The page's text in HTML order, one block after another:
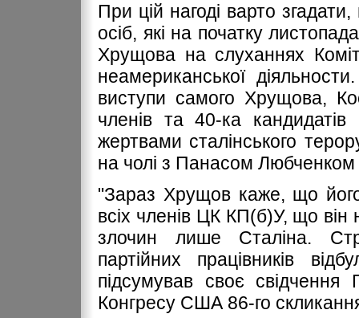
При цій нагоді варто
осіб, які на початку
Хрущова на слуханнях
неамериканської
виступи самого Хрущова,
членів та 40-ка
жертвами сталінського
на чолі з Панасом
"Зараз Хрущов каже, що
всіх членів ЦК КП(б)У, що
злочин лише Сталіна.
партійних працівників
підсумував своє свідчення
Конгресу США 86-го